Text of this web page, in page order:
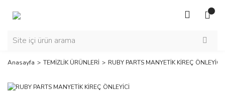
Anasayfa TEMİZLİK ÜRÜNLERİ RUBY PARTS MANYETİK KİREÇ ÖNLEYİCİ